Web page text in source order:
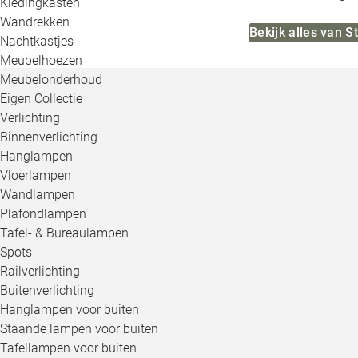
Wandrekken
Nachtkastjes
Meubelhoezen
Meubelonderhoud
Eigen Collectie
Verlichting
Binnenverlichting
Hanglampen
Vloerlampen
Wandlampen
Plafondlampen
Tafel- & Bureaulampen
Spots
Railverlichting
Buitenverlichting
Hanglampen voor buiten
Staande lampen voor buiten
Tafellampen voor buiten
Bekijk alles van